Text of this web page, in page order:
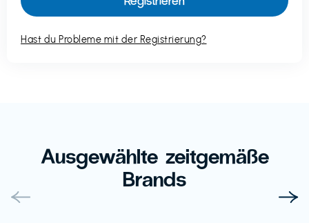
Hast du Probleme mit der Registrierung?
Ausgewählte zeitgemäße
Brands